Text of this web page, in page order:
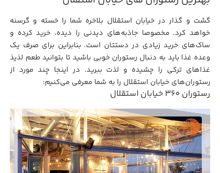
گشت و گذار در خیابان استقلال بلاخره شما را خسته و گرسنه
خواهد کرد. مخصوصا جاذبه‌های دیدنی را دیده، خرید کرده و
ساک‌های خرید زیادی در دستتان است. بنابراین برای صرف یک
وعده غذا باید به دنبال رستوران خوبی باشید تا بتوانید طعم لذیذ
غذاهای ترکی را چشیده و لذت ببرید. در اینجا چند مورد از
رستوران‌های خیابان استقلال را به شما معرفی می‌کنیم:
رستوران 360 خیابان استقلال